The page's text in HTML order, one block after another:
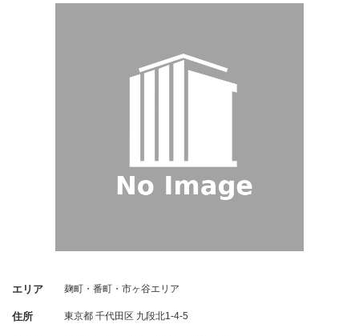
エリア 麹町・番町・市ヶ谷エリア
住所 東京都 千代田区 九段北1-4-5